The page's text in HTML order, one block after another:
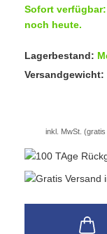
Sofort
noch heute.
Lagerbestand:
Versandgewicht:
inkl. MwSt.